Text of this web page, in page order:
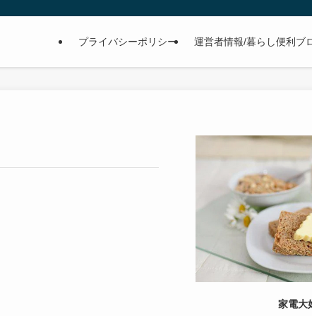
プライバシーポリシー 運営者情報/暮らし便利ブ
家電大